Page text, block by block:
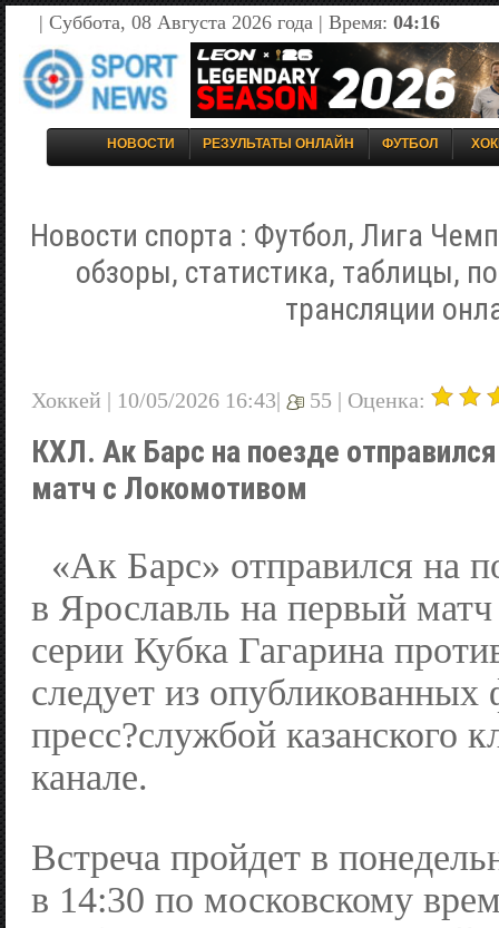
| Суббота, 08 Августа 2026 года | Время: 04:16
НОВОСТИ РЕЗУЛЬТАТЫ ОНЛАЙН ФУТБОЛ
Новости спорта : Футбол, Лига
обзоры, статистика, таблицы,
трансляции
Хоккей | 10/05/2026 16:43| 55 | Оценка:
КХЛ. Ак Барс на поезде
матч с Локомотивом
«Ак Барс» отправился на
в Ярославль на первый
серии Кубка Гагарина
следует из опубликованных
пресс?службой казанского
канале.
Встреча пройдет в
в 14:30 по московскому